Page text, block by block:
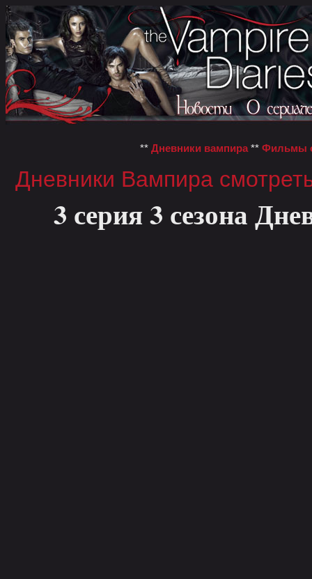
** Дневники вампира ** Фильмы
Дневники Вампира
3 серия 3 сезона